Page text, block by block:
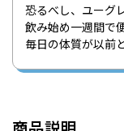
恐るべし、ユーグ
飲み始め一週間で
毎日の体質が以前